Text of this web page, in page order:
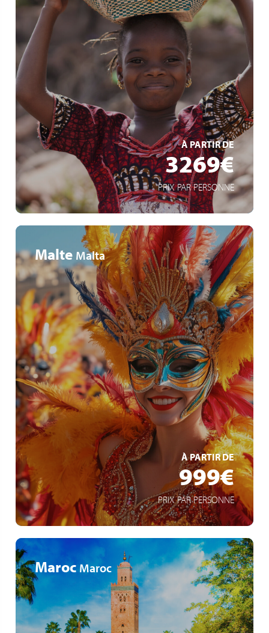
À PARTIR DE
3269€
PRIX PAR PERSONNE
Déjeuner - croisière sur le Fleuve Gambie
Safari 4 x 4
Hébergements en camp
EN SAVOIR +
Malte Malta
À PARTIR DE
999€
PRIX PAR PERSONNE
Immersion dans le Carnaval
Mdina ancienne capitale
Temps libre pour découvrir à votre rythme
EN SAVOIR +
Maroc Maroc